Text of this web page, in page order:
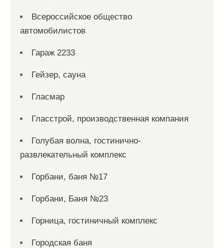
Всероссийское общество
автомобилистов
Гараж 2233
Гейзер, сауна
Гласмар
Гласстрой, производственная компания
Голубая волна, гостинично-
развлекательный комплекс
Горбани, баня №17
Горбани, Баня №23
Горница, гостиничный комплекс
Городская баня